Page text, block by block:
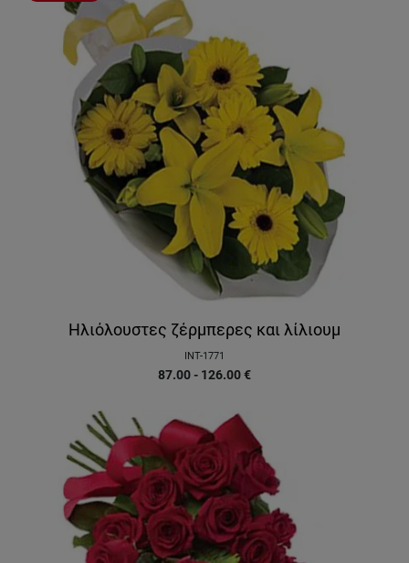
Ηλιόλουστες ζέρμπερες και λίλιουμ
INT-1771
87.00 - 126.00€